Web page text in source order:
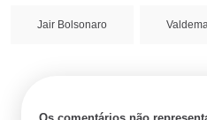
Jair Bolsonaro